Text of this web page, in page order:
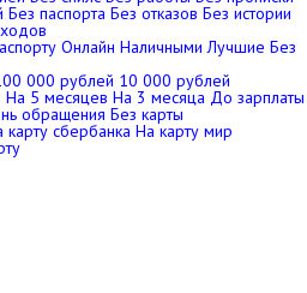
Без паспорта Без отказов Без истории
Онлайн Наличными Лучшие Без
000 рублей 10 000 рублей
На 5 месяцев На 3 месяца До зарплаты
обращения Без карты
карту сбербанка На карту мир